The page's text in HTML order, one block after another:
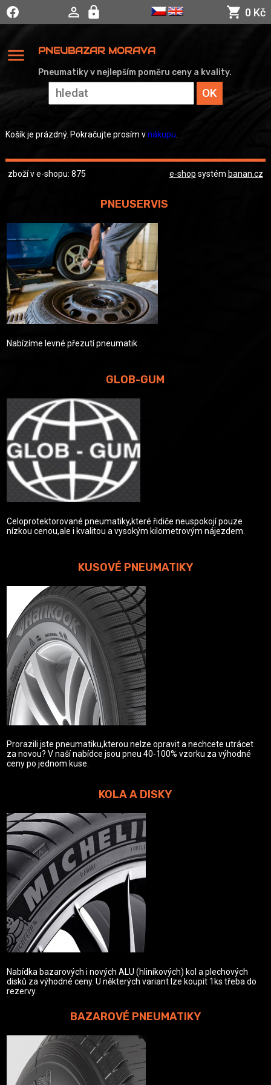
0 Kč
menu PNEUBAZAR MORAVA
Pneumatiky v nejlepším poměru ceny a kvality.
Košík je prázdný. Pokračujte prosím vnákupu
zboží v e-shopu: 875 e-shop systém banan.cz
PNEUSERVIS
Nabízíme levné přezutí pneumatik .
GLOB-GUM
Celoprotektorované pneumatiky,které řidiče neuspokojí pouze
nízkou cenou,ale i kvalitou a vysokým kilometrovým nájezdem.
KUSOVÉ PNEUMATIKY
Prorazili jste pneumatiku,kterou nelze opravit a nechcete utrácet
za novou? V naší nabídce jsou pneu 40-100% vzorku za výhodné
ceny po jednom kuse.
KOLA A DISKY
Nabídka bazarových i nových ALU (hliníkových) kol a plechových
disků za výhodné ceny. U některých variant lze koupit 1ks třeba do
rezervy.
BAZAROVÉ PNEUMATIKY